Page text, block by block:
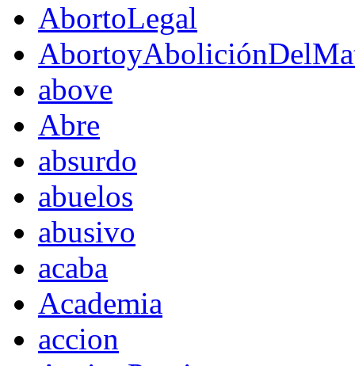
AbortoLegal
above
Abre
absurdo
abuelos
abusivo
acaba
Academia
accion